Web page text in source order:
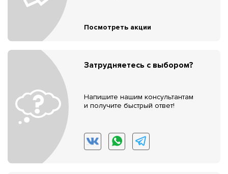
Посмотреть акции
Затрудняетесь с выбором?
Напишите нашим консультантам
и получите быстрый ответ!